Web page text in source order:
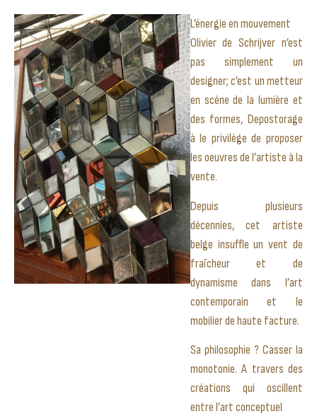
L’énergie en mouvement
Olivier de Schrijver n’est
pas simplement un
designer; c’est un metteur
en scène de la lumière et
des formes, Depostorage
à le privilège de proposer
les oeuvres de l’artiste à la
vente.
Depuis plusieurs
décennies, cet artiste
belge insuffle un vent de
fraîcheur et de
dynamisme dans l’art
contemporain et le
mobilier de haute facture.
Sa philosophie ? Casser la
monotonie. A travers des
créations qui oscillent
entre l’art conceptuel